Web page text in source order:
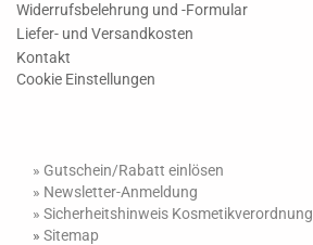
Widerrufsbelehrung und -Formular
Liefer- und Versandkosten
Kontakt
Cookie Einstellungen
» Gutschein/Rabatt einlösen
» Newsletter-Anmeldung
» Sicherheitshinweis Kosmetikverordnung
» Sitemap